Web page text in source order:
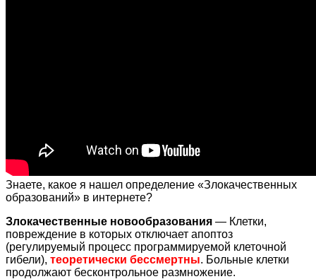
Знаете, какое я нашел определение «Злокачественных
образований» в интернете?
Злокачественные новообразования — Клетки,
повреждение в которых отключает апоптоз
(регулируемый процесс программируемой клеточной
гибели), теоретически бессмертны. Больные клетки
продолжают бесконтрольное размножение.